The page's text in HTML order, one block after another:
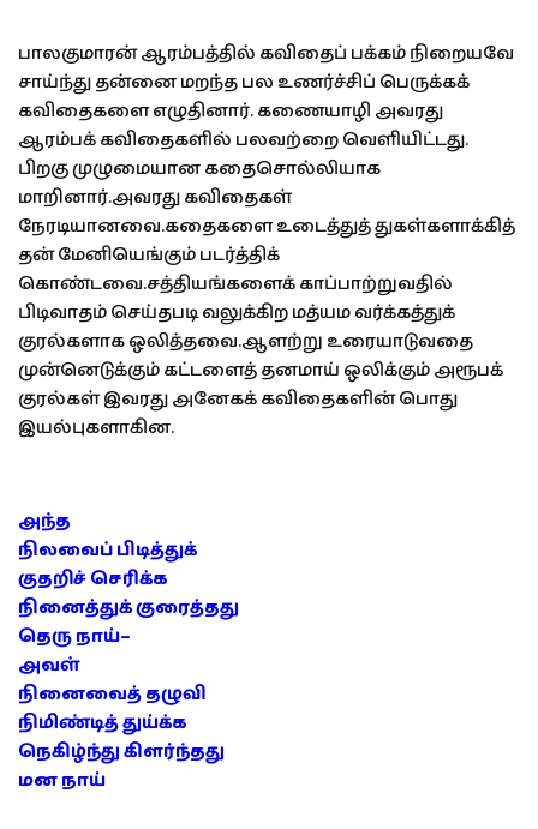
பாலகுமாரன் ஆரம்பத்தில் கவிதைப் பக்கம் நிறையவே
சாய்ந்து தன்னை மறந்த பல உணர்ச்சிப் பெருக்கக்
கவிதைகளை எழுதினார். கணையாழி அவரது
ஆரம்பக் கவிதைகளில் பலவற்றை வெளியிட்டது.
பிறகு முழுமையான கதைசொல்லியாக
மாறினார்.அவரது கவிதைகள்
நேரடியானவை.கதைகளை உடைத்துத் துகள்களாக்கித்
தன் மேனியெங்கும் படர்த்திக்
கொண்டவை.சத்தியங்களைக் காப்பாற்றுவதில்
பிடிவாதம் செய்தபடி வலுக்கிற மத்யம வர்க்கத்துக்
குரல்களாக ஒலித்தவை.ஆளற்று உரையாடுவதை
முன்னெடுக்கும் கட்டளைத் தனமாய் ஒலிக்கும் அரூபக்
குரல்கள் இவரது அனேகக் கவிதைகளின் பொது
இயல்புகளாகின.
அந்த
நிலவைப் பிடித்துக்
குதறிச் செரிக்க
நினைத்துக் குரைத்தது
தெரு நாய்–
அவள்
நினைவைத் தழுவி
நிமிண்டித் துய்க்க
நெகிழ்ந்து கிளர்ந்தது
மன நாய்